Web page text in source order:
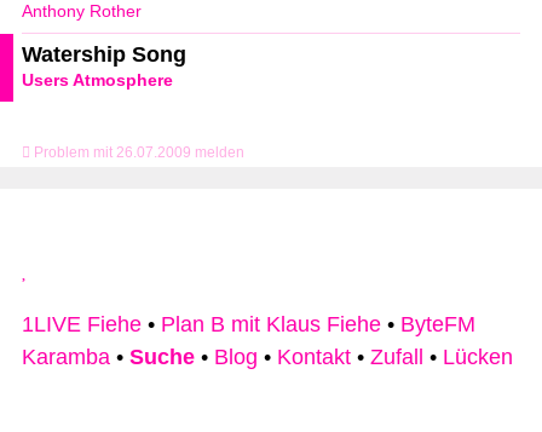
Problem mit 26.07.2009 melden
Anthony Rother
Users Atmosphere
Watership Song
1LIVE Fiehe • Plan B mit Klaus Fiehe • ByteFM
Karamba • Suche • Blog • Kontakt • Zufall • Lücken